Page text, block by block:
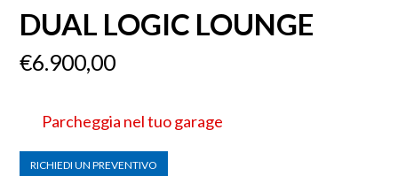
DUAL LOGIC LOUNGE
€6.900,00
Parcheggia nel tuo garage
RICHIEDI UN PREVENTIVO